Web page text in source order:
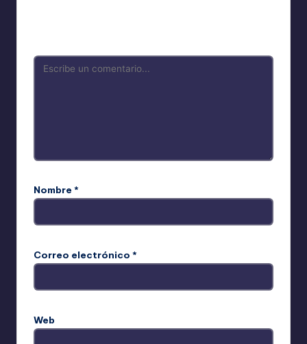
Nombre *
Correo electrónico *
Web